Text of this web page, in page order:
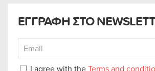
ΕΓΓΡΑΦΗ ΣΤΟ
I agree with theTerms and